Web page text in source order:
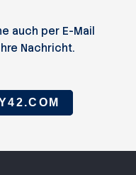
auch per E-Mail
Nachricht.